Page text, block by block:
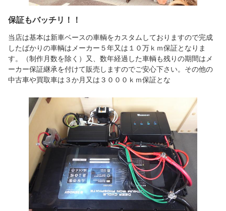
保証もバッチリ！！
当店は基本は新車ベースの車輌をカスタムしておりますので完成
したばかりの車輌はメーカー５年又は１０万ｋｍ保証となりま
す。（制作月数を除く）又、数年経過した車輌も残りの期間はメ
ーカー保証継承を付けて販売しますのでご安心下さい。その他の
中古車や買取車は３か月又は３０００ｋｍ保証とな